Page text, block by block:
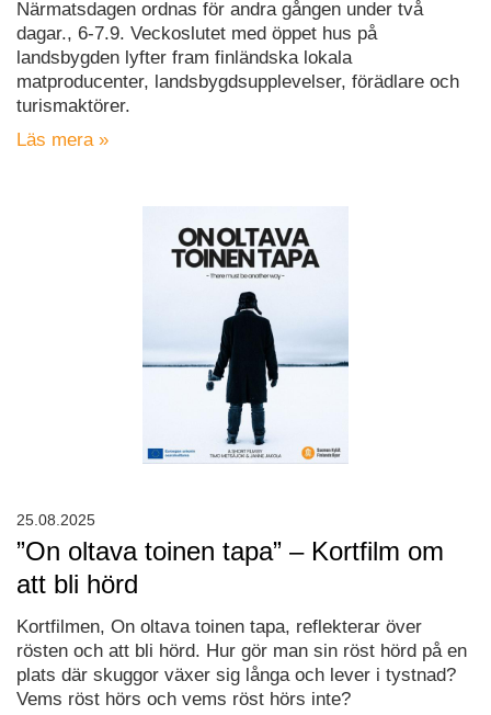
Närmatsdagen ordnas för andra gången under två
dagar., 6-7.9. Veckoslutet med öppet hus på
landsbygden lyfter fram finländska lokala
matproducenter, landsbygdsupplevelser, förädlare och
turismaktörer.
Läs mera »
”On oltava toinen tapa” – Kortfilm om
att bli hörd
Kortfilmen, On oltava toinen tapa, reflekterar över
rösten och att bli hörd. Hur gör man sin röst hörd på en
plats där skuggor växer sig långa och lever i tystnad?
Vems röst hörs och vems röst hörs inte?
25.08.2025